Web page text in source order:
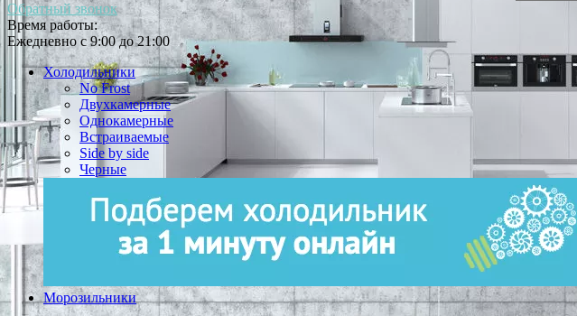
Обратный звонок
Время работы:
Ежедневно с 9:00 до 21:00
Холодильники
No Frost
Двухкамерные
Однокамерные
Встраиваемые
Side by side
Черные
Морозильники